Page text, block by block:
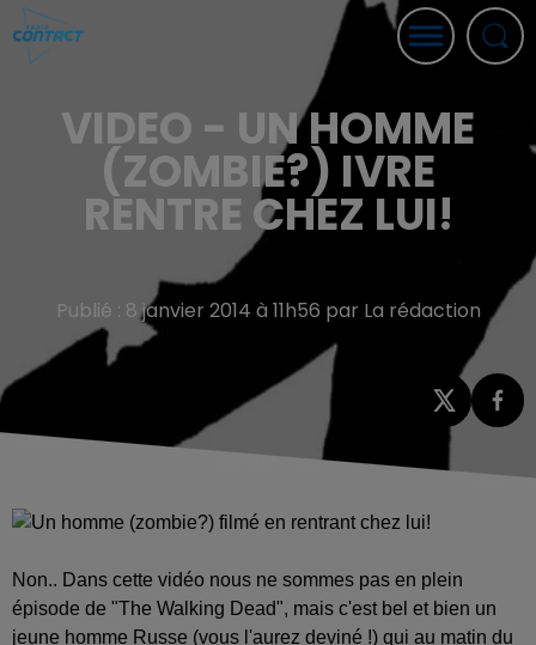
VIDEO - UN HOMME
(ZOMBIE?) IVRE
RENTRE CHEZ LUI!
Publié : 8 janvier 2014 à 11h56 par La rédaction
Non.. Dans cette vidéo nous ne sommes pas en plein
épisode de "The Walking Dead", mais c'est bel et bien un
jeune homme Russe (vous l'aurez deviné !) qui au matin du